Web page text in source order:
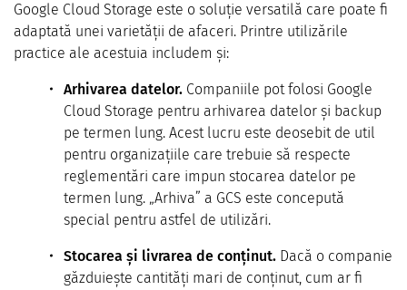
Google Cloud Storage este o soluție versatilă care poate fi
adaptată unei varietății de afaceri. Printre utilizările
practice ale acestuia includem și:
Arhivarea datelor. Companiile pot folosi Google
Cloud Storage pentru arhivarea datelor și backup
pe termen lung. Acest lucru este deosebit de util
pentru organizațiile care trebuie să respecte
reglementări care impun stocarea datelor pe
termen lung. „Arhiva” a GCS este concepută
special pentru astfel de utilizări.
Stocarea și livrarea de conținut. Dacă o companie
găzduiește cantități mari de conținut, cum ar fi